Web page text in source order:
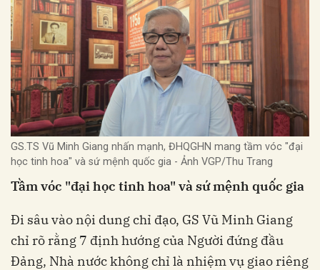
GS.TS Vũ Minh Giang nhấn mạnh, ĐHQGHN mang tầm vóc "đại
học tinh hoa" và sứ mệnh quốc gia - Ảnh VGP/Thu Trang
Tầm vóc "đại học tinh hoa" và sứ mệnh quốc gia
Đi sâu vào nội dung chỉ đạo, GS Vũ Minh Giang
chỉ rõ rằng 7 định hướng của Người đứng đầu
Đảng, Nhà nước không chỉ là nhiệm vụ giao riêng